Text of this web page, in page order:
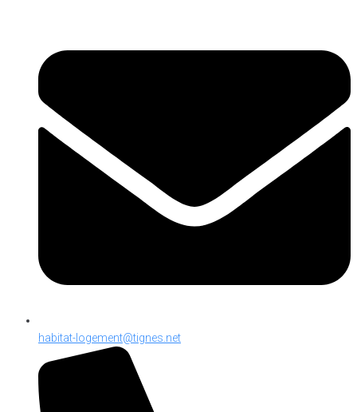
habitat-logement@tignes.net